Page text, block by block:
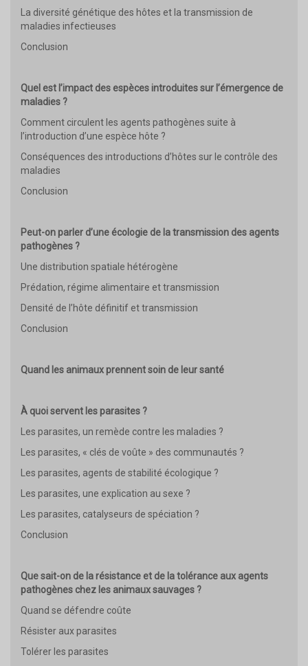
La diversité génétique des hôtes et la transmission de
maladies infectieuses
Conclusion
Quel est l’impact des espèces introduites sur l’émergence de
maladies ?
Comment circulent les agents pathogènes suite à
l’introduction d’une espèce hôte ?
Conséquences des introductions d’hôtes sur le contrôle des
maladies
Conclusion
Peut-on parler d’une écologie de la transmission des agents
pathogènes ?
Une distribution spatiale hétérogène
Prédation, régime alimentaire et transmission
Densité de l’hôte définitif et transmission
Conclusion
Quand les animaux prennent soin de leur santé
À quoi servent les parasites ?
Les parasites, un remède contre les maladies ?
Les parasites, « clés de voûte » des communautés ?
Les parasites, agents de stabilité écologique ?
Les parasites, une explication au sexe ?
Les parasites, catalyseurs de spéciation ?
Conclusion
Que sait-on de la résistance et de la tolérance aux agents
pathogènes chez les animaux sauvages ?
Quand se défendre coûte
Résister aux parasites
Tolérer les parasites